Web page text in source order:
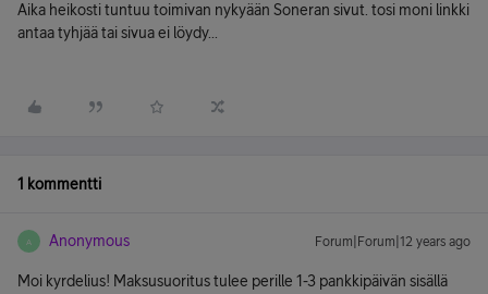
Aika heikosti tuntuu toimivan nykyään Soneran sivut. tosi moni linkki
antaa tyhjää tai sivua ei löydy...
1 kommentti
A Anonymous Forum|Forum|12 years ago
Moi kyrdelius! Maksusuoritus tulee perille 1-3 pankkipäivän sisällä